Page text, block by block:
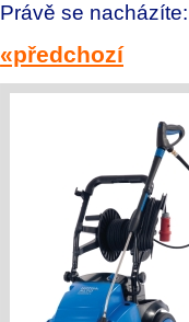
Právě se
«předchozí